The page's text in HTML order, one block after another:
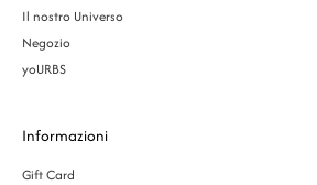
Il nostro Universo
Negozio
yoURBS
Informazioni
Gift Card